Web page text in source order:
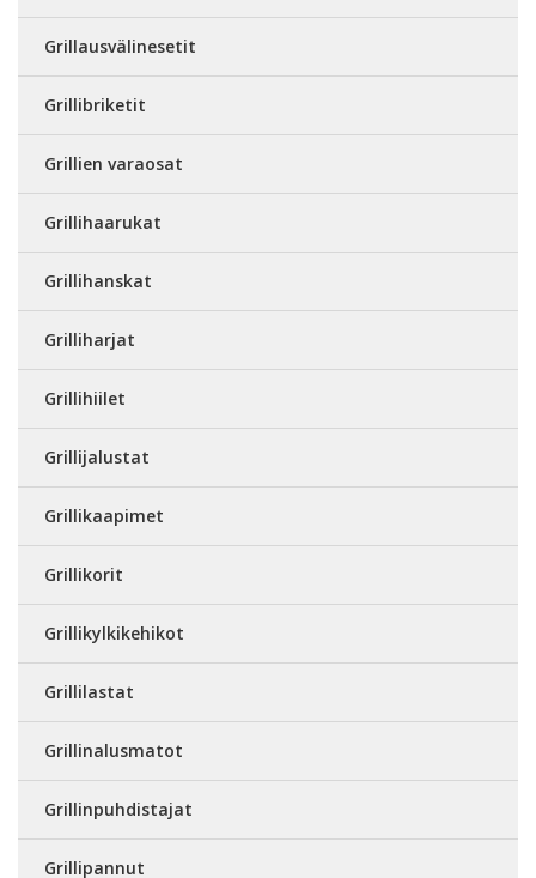
Grillausvälinesetit
Grillibriketit
Grillien varaosat
Grillihaarukat
Grillihanskat
Grilliharjat
Grillihiilet
Grillijalustat
Grillikaapimet
Grillikorit
Grillikylkikehikot
Grillilastat
Grillinalusmatot
Grillinpuhdistajat
Grillipannut